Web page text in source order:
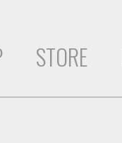
STORE